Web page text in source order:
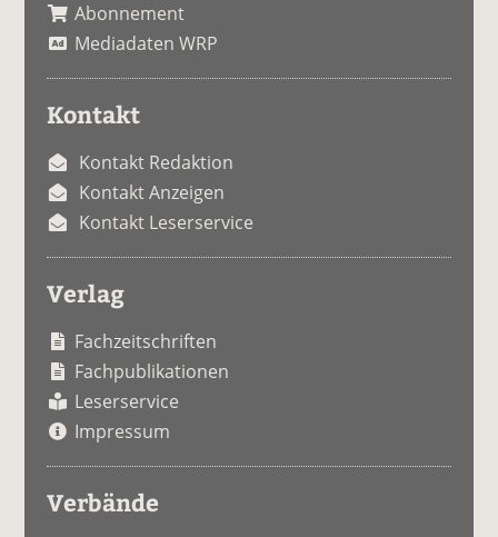
Abonnement
Mediadaten WRP
Kontakt
Kontakt Redaktion
Kontakt Anzeigen
Kontakt Leserservice
Verlag
Fachzeitschriften
Fachpublikationen
Leserservice
Impressum
Verbände